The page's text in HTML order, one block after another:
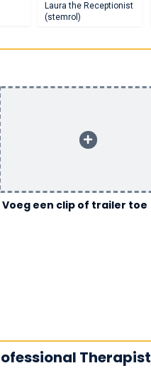
Laura the Receptionist
(stemrol)
Voeg een clip of trailer toe
Therapist